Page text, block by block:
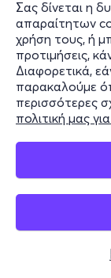
Σας δίνεται η
απαραίτητων
χρήση τους, ή
προτιμήσεις,
Διαφορετικά,
παρακαλούμε
περισσότερες
πολιτική μας